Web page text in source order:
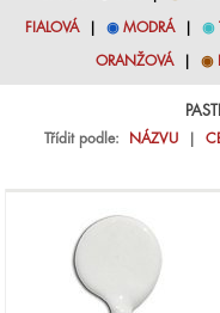
FIALOVÁ| ◉ MODRÁ| ◉
ORANŽOVÁ| ◉
Třídit podle:
NÁZVU